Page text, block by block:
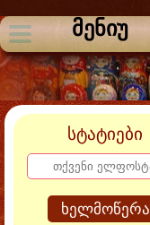
მენიუ
სტატიები
ხელმოწერა